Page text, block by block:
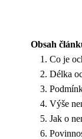
Obsah
Co je
Délka
Výše
Jak o